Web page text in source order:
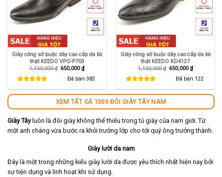
Giày công sở buộc dây cao cấp da bò
thật KEEDO VPO-P703
1,150,000₫ Giá
1,150,000 ₫.
650,000₫Giá
hiện
tại
là:
650,000 ₫.
Đã bán 382
Giày công sở buộc dây cao cấp da bò
thật KEEDO KD4127
1,150,000₫ Giá
1,150,000 ₫.
650,000₫Giá
hiện
tại
là:
650,000 ₫.
Đã bán 122
XEM TẤT CẢ 1000 ĐÔI GIÀY TÂY NAM
Giày Tâyluôn là đôi giày không thể thiếu trong tủ giày của nam giới. Từ
một anh chàng vừa bước ra khỏi trường lớp cho tới quý ông trưởng thành.
Giày lười da nam
Đây là một trong những kiểu giày lười da được yêu thích nhất hiện nay bởi
sự tiện dụng và linh hoạt khi sử dụng.